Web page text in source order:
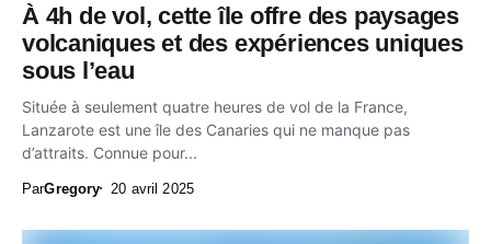
À 4h de vol, cette île offre des paysages
volcaniques et des expériences uniques
sous l’eau
Située à seulement quatre heures de vol de la France,
Lanzarote est une île des Canaries qui ne manque pas
d’attraits. Connue pour...
ParGregory 20 avril 2025